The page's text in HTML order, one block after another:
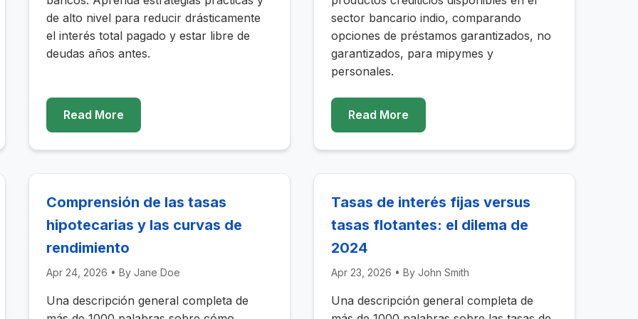
de alto nivel para reducir drásticamente
el interés total pagado y estar libre de
deudas años antes.
Read More
sector bancario indio, comparando
opciones de préstamos garantizados, no
garantizados, para mipymes y
personales.
Read More
Comprensión de las tasas
hipotecarias y las curvas de
rendimiento
Apr 24, 2026 • By Jane Doe
Una descripción general completa de
Tasas de interés fijas versus
tasas flotantes: el dilema de
2024
Apr 23, 2026 • By John Smith
Una descripción general completa de